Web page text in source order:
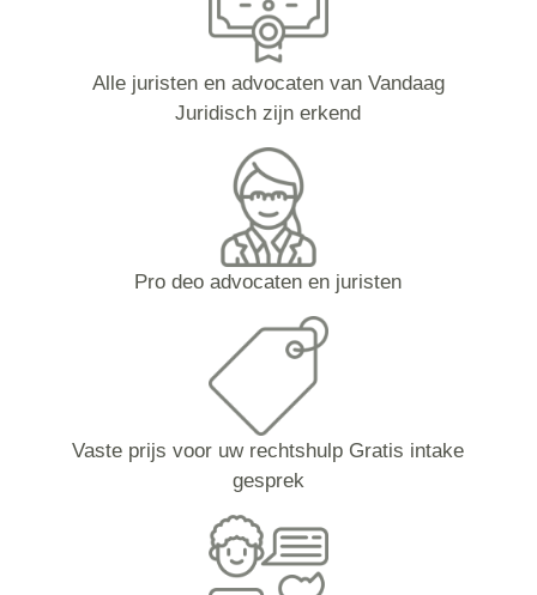
Alle juristen en advocaten van Vandaag
Juridisch zijn erkend
Pro deo advocaten en juristen
Vaste prijs voor uw rechtshulp Gratis intake
gesprek